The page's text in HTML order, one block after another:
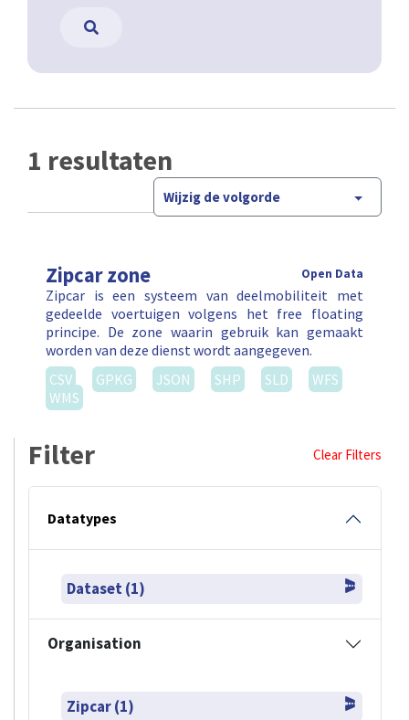
1 resultaten
Wijzig de volgorde
Zipcar zone Open Data
Zipcar is een systeem van deelmobiliteit met
gedeelde voertuigen volgens het free floating
principe. De zone waarin gebruik kan gemaakt
worden van deze dienst wordt aangegeven.
CSV
GPKG JSON SHP SLD
WFS
WMS
Filter Clear Filters
Datatypes
Dataset (1)
Organisation
Zipcar (1)